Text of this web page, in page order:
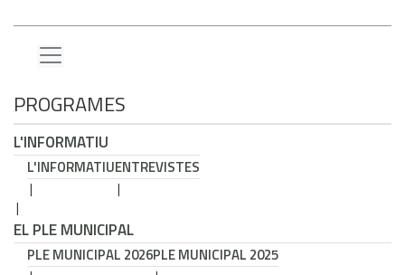
PROGRAMES
L'INFORMATIU
L'INFORMATIUENTREVISTES
EL PLE MUNICIPAL
PLE MUNICIPAL 2026PLE MUNICIPAL 2025